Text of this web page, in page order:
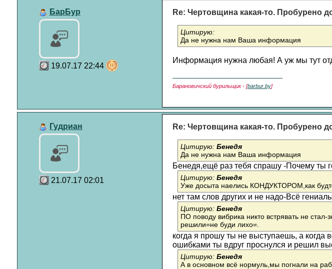
БарБур
19.07.17 22:44
Re: Чертовщина какая-то. Пробурено
Цитирую:
Да не нужна нам Ваша информация
Информация нужна любая! А уж мы тут
Барановичский бурильщик - [barbur.by]
Гудриан
21.07.17 02:01
Re: Чертовщина какая-то. Пробурено
Цитирую: Бенедя
Да не нужна нам Ваша информация
Бенедя,ещё раз тебя спрашу -Почему ты
Цитирую: Бенедя
Уже досыта наелись КОНДУКТОРОМ,как
нет там слов других и не надо-Всё
Цитирую: Бенедя
ПО поводу вибрика никто встрявать не
решили=не буди лихо=.
когда я прошу ты не выступаешь, а когда
ошибками ты вдруг проснулся и решил
Цитирую: Бенедя
А в основном всё нормуль,мы погнали на